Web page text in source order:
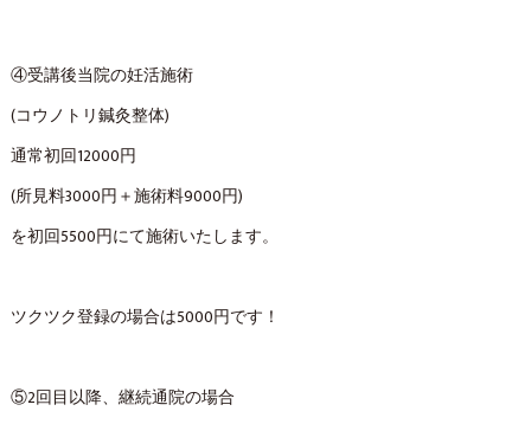
④受講後当院の妊活施術
(コウノトリ鍼灸整体)
通常初回12000円
(所見料3000円＋施術料9000円)
を初回5500円にて施術いたします。
ツクツク登録の場合は5000円です！
⑤2回目以降、継続通院の場合